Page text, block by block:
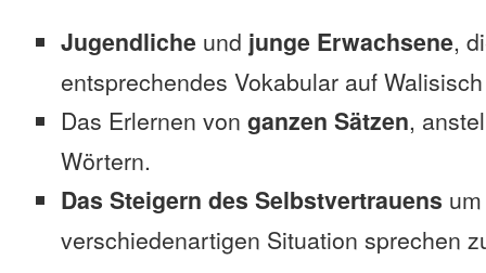
Jugendliche und junge Erwachsene,
entsprechendes Vokabular auf
Das Erlernen von ganzen Sätzen,
Wörtern.
Das Steigern des Selbstvertrauens
verschiedenartigen Situation sprechen